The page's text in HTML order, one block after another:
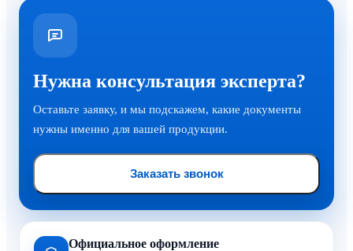
Нужна консультация эксперта?
Оставьте заявку, и мы подскажем, какие документы
нужны именно для вашей продукции.
Заказать звонок
Официальное оформление